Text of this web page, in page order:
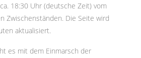
18:30 Uhr (deutsche Zeit) vom
Zwischenständen. Die Seite wird
aktualisiert.
es mit dem Einmarsch der